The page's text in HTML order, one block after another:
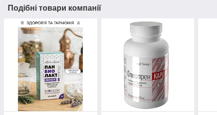
Подібні товари компанії